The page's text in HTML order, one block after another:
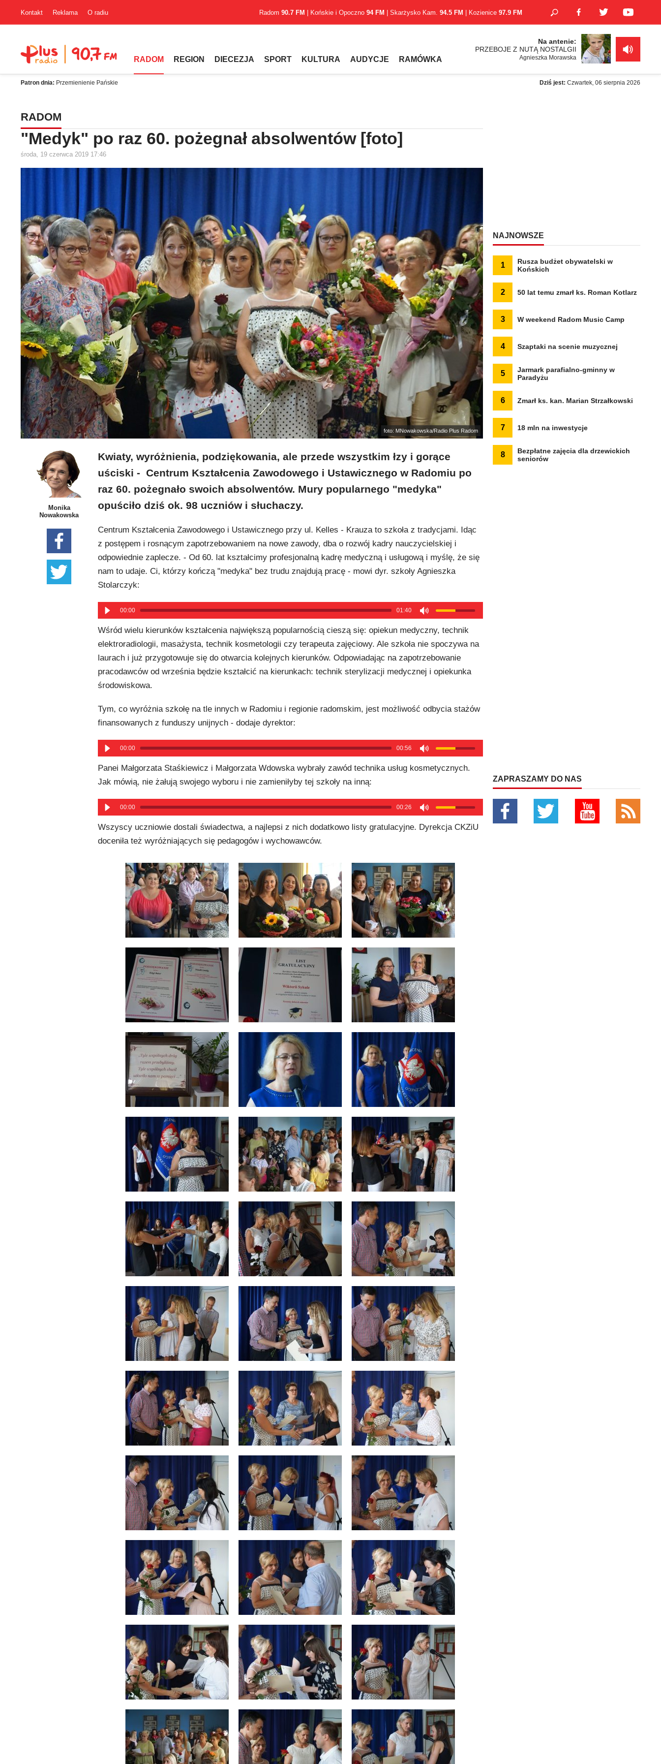
Kontakt Reklama O radiu Radom 90.7 FM | Końskie i Opoczno 94 FM | Skarżysko Kam. 94.5 FM | Kozienice 97.9 FM
RADOM REGION DIECEZJA SPORT KULTURA AUDYCJE RAMÓWKA
Na antenie:
PRZEBOJE Z NUTĄ NOSTALGII
Agnieszka Morawska
Patron dnia: Przemienienie Pańskie Dziś jest: Czwartek, 06 sierpnia 2026
RADOM
"Medyk" po raz 60. pożegnał absolwentów [foto]
środa, 19 czerwca 2019 17:46
foto: MNowakowska/Radio Plus Radom
Monika
Nowakowska
Kwiaty, wyróżnienia, podziękowania, ale przede wszystkim łzy i gorące
uściski - Centrum Kształcenia Zawodowego i Ustawicznego w Radomiu po
raz 60. pożegnało swoich absolwentów. Mury popularnego "medyka"
opuściło dziś ok. 98 uczniów i słuchaczy.
Centrum Kształcenia Zawodowego i Ustawicznego przy ul. Kelles - Krauza to szkoła z tradycjami. Idąc
z postępem i rosnącym zapotrzebowaniem na nowe zawody, dba o rozwój kadry nauczycielskiej i
odpowiednie zaplecze. - Od 60. lat kształcimy profesjonalną kadrę medyczną i usługową i myślę, że się
nam to udaje. Ci, którzy kończą "medyka" bez trudu znajdują pracę - mowi dyr. szkoły Agnieszka
Stolarczyk:
00:00 01:40
Wśród wielu kierunków kształcenia największą popularnością cieszą się: opiekun medyczny, technik
elektroradiologii, masażysta, technik kosmetologii czy terapeuta zajęciowy. Ale szkoła nie spoczywa na
laurach i już przygotowuje się do otwarcia kolejnych kierunków. Odpowiadając na zapotrzebowanie
pracodawców od września będzie kształcić na kierunkach: technik sterylizacji medycznej i opiekunka
środowiskowa.
Tym, co wyróżnia szkołę na tle innych w Radomiu i regionie radomskim, jest możliwość odbycia stażów
finansowanych z funduszy unijnych - dodaje dyrektor:
00:00 00:56
Panei Małgorzata Staśkiewicz i Małgorzata Wdowska wybrały zawód technika usług kosmetycznych.
Jak mówią, nie żałują swojego wyboru i nie zamieniłyby tej szkoły na inną:
00:00 00:26
Wszyscy uczniowie dostali świadectwa, a najlepsi z nich dodatkowo listy gratulacyjne. Dyrekcja CKZiU
doceniła też wyróżniających się pedagogów i wychowawców.
NAJNOWSZE
1
Rusza budżet obywatelski w
Końskich
2 50 lat temu zmarł ks. Roman Kotlarz
3 W weekend Radom Music Camp
4 Szaptaki na scenie muzycznej
5
Jarmark parafialno-gminny w
Paradyżu
6 Zmarł ks. kan. Marian Strzałkowski
7 18 mln na inwestycje
8
Bezpłatne zajęcia dla drzewickich
seniorów
ZAPRASZAMY DO NAS